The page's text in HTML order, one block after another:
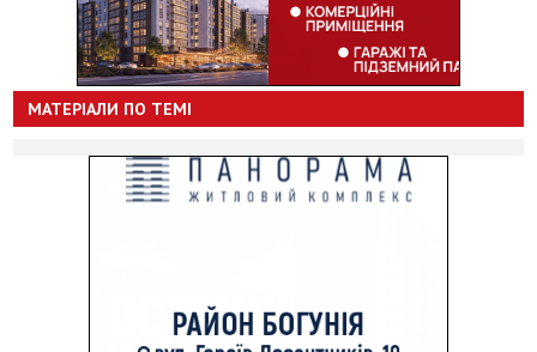
МАТЕРІАЛИ ПО ТЕМІ